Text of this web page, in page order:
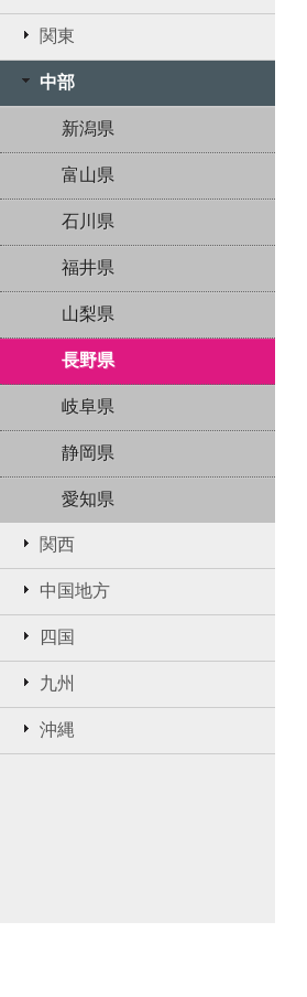
関東
中部
新潟県
富山県
石川県
福井県
山梨県
長野県
岐阜県
静岡県
愛知県
関西
中国地方
四国
九州
沖縄